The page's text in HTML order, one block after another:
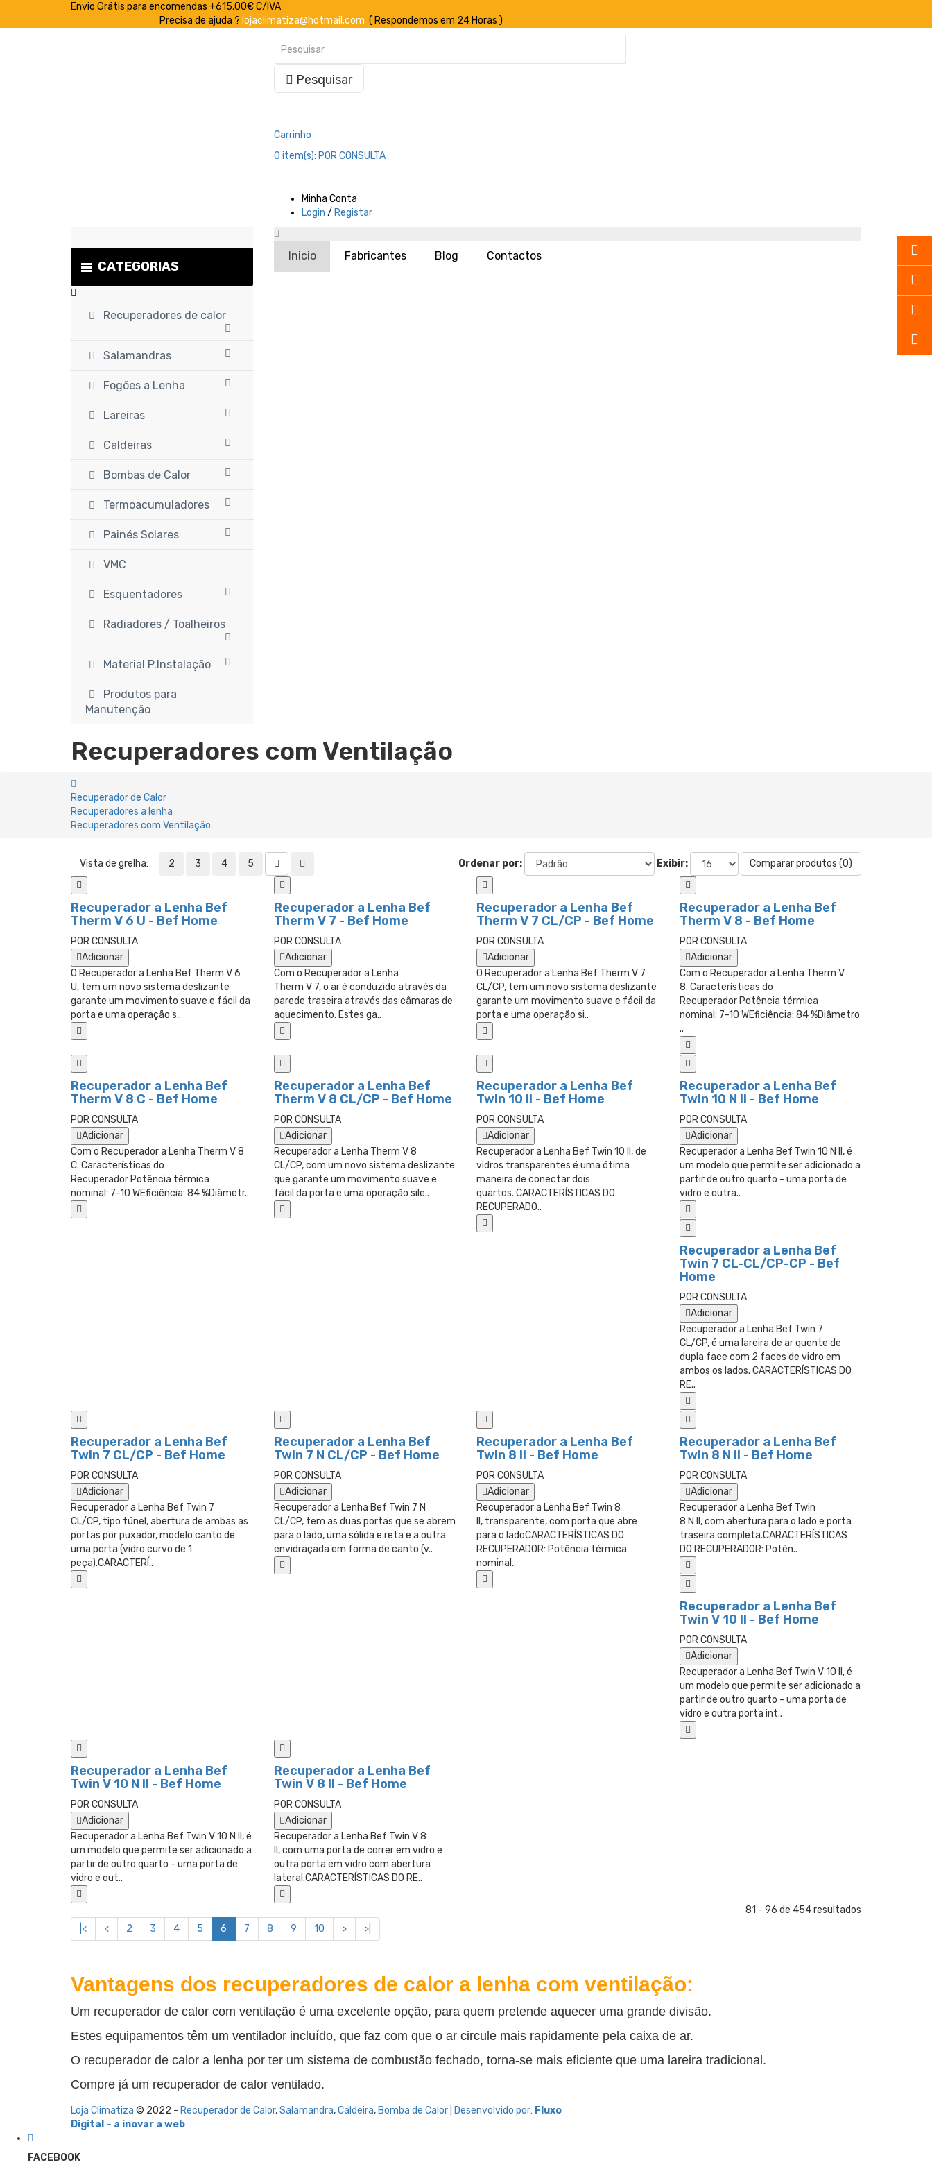
Envio Grátis para encomendas +615,00€ C/IVA
Precisa de ajuda ? lojaclimatiza@hotmail.com ( Respondemos em 24 Horas )
Pesquisar
Carrinho
0 item(s): POR CONSULTA
Minha Conta
Login / Registar
CATEGORIAS
Recuperadores de calor
Salamandras
Fogões a Lenha
Lareiras
Caldeiras
Bombas de Calor
Termoacumuladores
Painés Solares
VMC
Esquentadores
Radiadores / Toalheiros
Material P.Instalação
Produtos para
Manutenção
Inicio Fabricantes Blog Contactos
Recuperadores com Ventilação
Recuperador de Calor
Recuperadores a lenha
Recuperadores com Ventilação
Vista de grelha: 2 3 4 5 Ordenar por: Exibir: Comparar produtos (0)
Recuperador a Lenha Bef
Therm V 6 U - Bef Home
POR CONSULTA
Adicionar
O Recuperador a Lenha Bef Therm V 6
U, tem um novo sistema deslizante
garante um movimento suave e fácil da
porta e uma operação s..
Recuperador a Lenha Bef
Therm V 7 - Bef Home
POR CONSULTA
Adicionar
Com o Recuperador a Lenha
Therm V 7, o ar é conduzido através da
parede traseira através das câmaras de
aquecimento. Estes ga..
Recuperador a Lenha Bef
Therm V 7 CL/CP - Bef Home
POR CONSULTA
Adicionar
O Recuperador a Lenha Bef Therm V 7
CL/CP, tem um novo sistema deslizante
garante um movimento suave e fácil da
porta e uma operação si..
Recuperador a Lenha Bef
Therm V 8 - Bef Home
POR CONSULTA
Adicionar
Com o Recuperador a Lenha Therm V
8. Características do
Recuperador Potência térmica
nominal: 7-10 WEficiência: 84 %Diâmetro
..
Recuperador a Lenha Bef
Therm V 8 C - Bef Home
POR CONSULTA
Adicionar
Com o Recuperador a Lenha Therm V 8
C. Características do
Recuperador Potência térmica
nominal: 7-10 WEficiência: 84 %Diâmetr..
Recuperador a Lenha Bef
Therm V 8 CL/CP - Bef Home
POR CONSULTA
Adicionar
Recuperador a Lenha Therm V 8
CL/CP, com um novo sistema deslizante
que garante um movimento suave e
fácil da porta e uma operação sile..
Recuperador a Lenha Bef
Twin 10 II - Bef Home
POR CONSULTA
Adicionar
Recuperador a Lenha Bef Twin 10 II, de
vidros transparentes é uma ótima
maneira de conectar dois
quartos. CARACTERÍSTICAS DO
RECUPERADO..
Recuperador a Lenha Bef
Twin 10 N II - Bef Home
POR CONSULTA
Adicionar
Recuperador a Lenha Bef Twin 10 N II, é
um modelo que permite ser adicionado a
partir de outro quarto - uma porta de
vidro e outra..
Recuperador a Lenha Bef
Twin 7 CL-CL/CP-CP - Bef
Home
POR CONSULTA
Adicionar
Recuperador a Lenha Bef Twin 7
CL/CP, é uma lareira de ar quente de
dupla face com 2 faces de vidro em
ambos os lados. CARACTERÍSTICAS DO
RE..
Recuperador a Lenha Bef
Twin 7 CL/CP - Bef Home
POR CONSULTA
Adicionar
Recuperador a Lenha Bef Twin 7
CL/CP, tipo túnel, abertura de ambas as
portas por puxador, modelo canto de
uma porta (vidro curvo de 1
peça).CARACTERÍ..
Recuperador a Lenha Bef
Twin 7 N CL/CP - Bef Home
POR CONSULTA
Adicionar
Recuperador a Lenha Bef Twin 7 N
CL/CP, tem as duas portas que se abrem
para o lado, uma sólida e reta e a outra
envidraçada em forma de canto (v..
Recuperador a Lenha Bef
Twin 8 II - Bef Home
POR CONSULTA
Adicionar
Recuperador a Lenha Bef Twin 8
II, transparente, com porta que abre
para o ladoCARACTERÍSTICAS DO
RECUPERADOR: Potência térmica
nominal..
Recuperador a Lenha Bef
Twin 8 N II - Bef Home
POR CONSULTA
Adicionar
Recuperador a Lenha Bef Twin
8 N II, com abertura para o lado e porta
traseira completa.CARACTERÍSTICAS
DO RECUPERADOR: Potên..
Recuperador a Lenha Bef
Twin V 10 II - Bef Home
POR CONSULTA
Adicionar
Recuperador a Lenha Bef Twin V 10 II, é
um modelo que permite ser adicionado a
partir de outro quarto - uma porta de
vidro e outra porta int..
Recuperador a Lenha Bef
Twin V 10 N II - Bef Home
POR CONSULTA
Adicionar
Recuperador a Lenha Bef Twin V 10 N II, é
um modelo que permite ser adicionado a
partir de outro quarto - uma porta de
vidro e out..
Recuperador a Lenha Bef
Twin V 8 II - Bef Home
POR CONSULTA
Adicionar
Recuperador a Lenha Bef Twin V 8
II, com uma porta de correr em vidro e
outra porta em vidro com abertura
lateral.CARACTERÍSTICAS DO RE..
|< < 2 3 4 5 6 7 8 9 10 > >|
81 - 96 de 454 resultados
Vantagens dos recuperadores de calor a lenha com ventilação:
Um recuperador de calor com ventilação é uma excelente opção, para quem pretende aquecer uma grande divisão.
Estes equipamentos têm um ventilador incluído, que faz com que o ar circule mais rapidamente pela caixa de ar.
O recuperador de calor a lenha por ter um sistema de combustão fechado, torna-se mais eficiente que uma lareira tradicional.
Compre já um recuperador de calor ventilado.
Loja Climatiza © 2022 - Recuperador de Calor,Salamandra,Caldeira, Bomba de Calor | Desenvolvido por: Fluxo
Digital – a inovar a web
FACEBOOK